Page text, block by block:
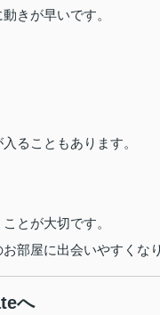
きが早いです。
ることもあります。
とが大切です。
部屋に出会いやすくなり
へ